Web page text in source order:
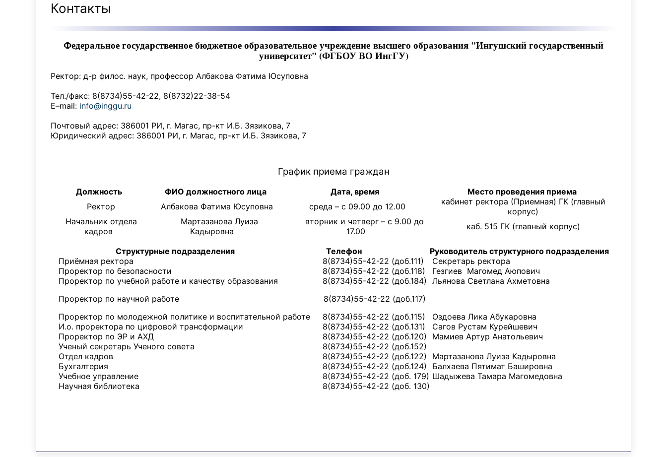
Контакты
Федеральное государственное бюджетное образовательное учреждение высшего образования "Ингушский государственный
университет" (ФГБОУ ВО ИнгГУ)
Ректор: д-р филос. наук, профессор Албакова Фатима Юсуповна
Тел./факс: 8(8734)55-42-22, 8(8732)22-38-54
E–mail: info@inggu.ru
Почтовый адрес: 386001 РИ, г. Магас, пр-кт И.Б. Зязикова, 7
Юридический адрес: 386001 РИ, г. Магас, пр-кт И.Б. Зязикова, 7
График приема граждан
Должность ФИО должностного лица Дата, время
Место проведения приема
Ректор
Албакова Фатима Юсуповна среда – с 09.00 до 12.00
кабинет ректора (Приемная) ГК (главный
корпус)
Начальник отдела
кадров
Мартазанова Луиза
Кадыровна
вторник и четверг – с 9.00 до
17.00
каб. 515 ГК (главный корпус)
Структурные подразделения Телефон
Руководитель структурного подразделения
Приёмная ректора
8(8734)55-42-22 (доб.111)
Секретарь ректора
Проректор по безопасности
8(8734)55-42-22 (доб.118)
Гезгиев Магомед Аюпович
Проректор по учебной работе и качеству образования
8(8734)55-42-22 (доб.184)
Льянова Светлана Ахметовна
Проректор по научной работе
8(8734)55-42-22 (доб.117)
Проректор по молодежной политике и воспитательной работе
8(8734)55-42-22 (доб.115)
Оздоева Лика Абукаровна
И.о. проректора по цифровой трансформации
8(8734)55-42-22 (доб.131)
Сагов Рустам Курейшевич
Проректор по ЭР и АХД
8(8734)55-42-22 (доб.120)
Мамиев Артур Анатольевич
Ученый секретарь Ученого совета
8(8734)55-42-22 (доб.152)
Отдел кадров
8(8734)55-42-22 (доб.122)
Мартазанова Луиза Кадыровна
Бухгалтерия
8(8734)55-42-22 (доб.124)
Балхаева Пятимат Башировна
Учебное управление
8(8734)55-42-22 (доб. 179) Шадыжева Тамара Магомедовна
Научная библиотека
8(8734)55-42-22 (доб. 130)